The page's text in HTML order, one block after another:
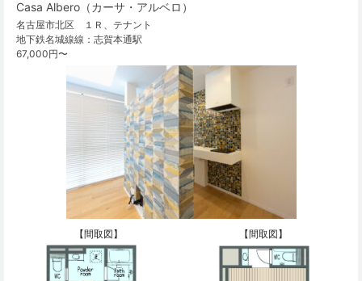
Casa Albero（カーサ・アルベロ）
名古屋市北区 １Ｒ、テナント
地下鉄名城線線：志賀本通駅
67,000円〜
【間取図】 【間取図】